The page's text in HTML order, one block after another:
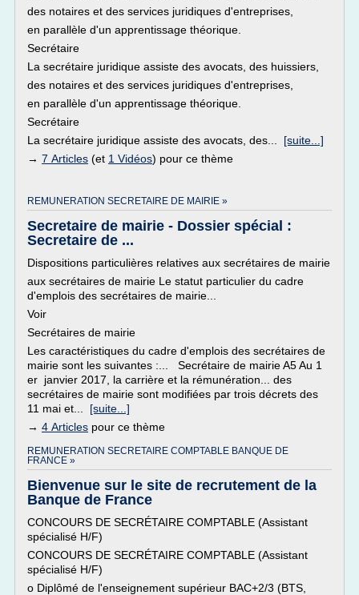
des notaires et des services juridiques d'entreprises,
en parallèle d'un apprentissage théorique.
Secrétaire
La secrétaire juridique assiste des avocats, des huissiers,
des notaires et des services juridiques d'entreprises,
en parallèle d'un apprentissage théorique.
Secrétaire
La secrétaire juridique assiste des avocats, des... [suite...]
→ 7 Articles (et 1 Vidéos) pour ce thème
REMUNERATION SECRETAIRE DE MAIRIE »
Secretaire de mairie - Dossier spécial :
Secretaire de ...
Dispositions particulières relatives aux secrétaires de mairie
aux secrétaires de mairie Le statut particulier du cadre
d'emplois des secrétaires de mairie...
Voir
Secrétaires de mairie
Les caractéristiques du cadre d'emplois des secrétaires de
mairie sont les suivantes :... Secrétaire de mairie A5 Au 1
er janvier 2017, la carrière et la rémunération... des
secrétaires de mairie sont modifiées par trois décrets des
11 mai et... [suite...]
→ 4 Articles pour ce thème
REMUNERATION SECRETAIRE COMPTABLE BANQUE DE
FRANCE »
Bienvenue sur le site de recrutement de la
Banque de France
CONCOURS DE SECRÉTAIRE COMPTABLE (Assistant
spécialisé H/F)
CONCOURS DE SECRÉTAIRE COMPTABLE (Assistant
spécialisé H/F)
o Diplômé de l'enseignement supérieur BAC+2/3 (BTS,